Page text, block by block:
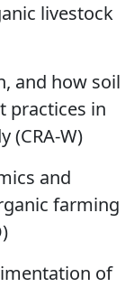
livestock
and how soil
practices in
(CRA-W)
and
farming
of